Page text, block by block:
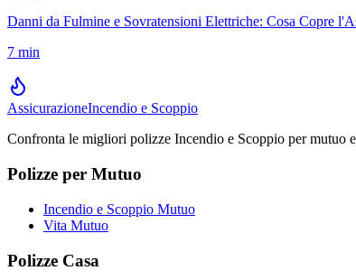
Danni da Fulmine e Sovratensioni Elettriche: Cosa Copre
7 min
AssicurazioneIncendio e Scoppio
Confronta le migliori polizze Incendio e Scoppio per mutuo
Polizze per Mutuo
Incendio e Scoppio Mutuo
Vita Mutuo
Polizze Casa